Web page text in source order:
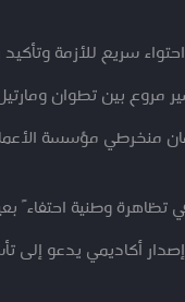
سريع للأزمة
مروع بين تطوان
مؤسسة الأعمال
تظاهرة وطنية احتفاءً
أكاديمي يدعو